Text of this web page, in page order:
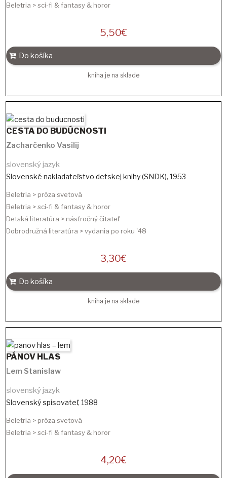
Beletria > sci-fi & fantasy & horor
5,50€
Do košíka
kniha je na sklade
CESTA DO BUDÚCNOSTI
Zacharčenko Vasilij
slovenský jazyk
Slovenské nakladateľstvo detskej knihy (SNDK), 1953
Beletria > próza svetová
Beletria > sci-fi & fantasy & horor
Detská literatúra > násťročný čitateľ
Dobrodružná literatúra > vydania po roku '48
3,30€
Do košíka
kniha je na sklade
PÁNOV HLAS
Lem Stanislaw
slovenský jazyk
Slovenský spisovateľ, 1988
Beletria > próza svetová
Beletria > sci-fi & fantasy & horor
4,20€